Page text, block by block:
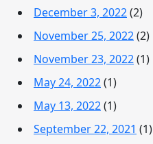
December 3, 2022(2)
November 25, 2022(2)
November 23, 2022(1)
May 24, 2022(1)
May 13, 2022(1)
September 22, 2021 (1)